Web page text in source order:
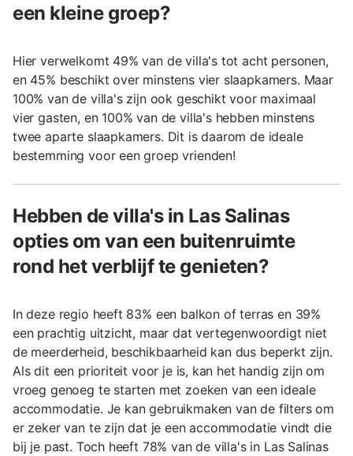
een kleine groep?
Hier verwelkomt 49% van de villa's tot acht personen,
en 45% beschikt over minstens vier slaapkamers. Maar
100% van de villa's zijn ook geschikt voor maximaal
vier gasten, en 100% van de villa's hebben minstens
twee aparte slaapkamers. Dit is daarom de ideale
bestemming voor een groep vrienden!
Hebben de villa's in Las Salinas
opties om van een buitenruimte
rond het verblijf te genieten?
In deze regio heeft 83% een balkon of terras en 39%
een prachtig uitzicht, maar dat vertegenwoordigt niet
de meerderheid, beschikbaarheid kan dus beperkt zijn.
Als dit een prioriteit voor je is, kan het handig zijn om
vroeg genoeg te starten met zoeken van een ideale
accommodatie. Je kan gebruikmaken van de filters om
er zeker van te zijn dat je een accommodatie vindt die
bij je past. Toch heeft 78% van de villa's in Las Salinas